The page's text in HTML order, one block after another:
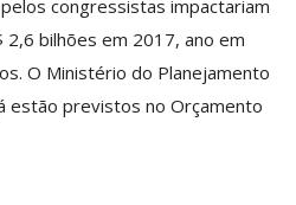
congressistas impactariam
bilhões em 2017, ano em
O Ministério do Planejamento
estão previstos no Orçamento